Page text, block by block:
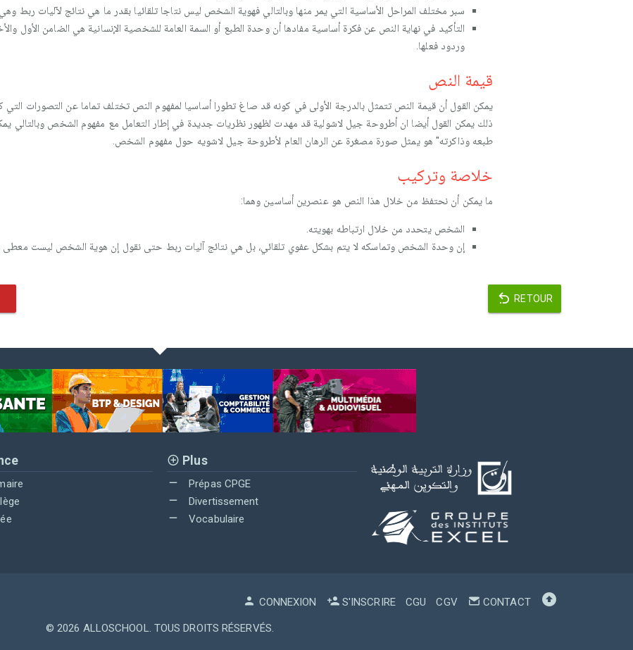
سبر مختلف المراحل الأساسية التي يمر منها وبالتالي فهوية الشخص ليس نتاجا تلقائيا بقدر ما هي نتائج لآليات ربط
التأكيد في نهاية النص عن فكرة أساسية مفادها أن وحدة الطبع أو السمة العامة للشخصية الإنسانية هي الضامن الأول
وردود فعلها.
قيمة النص
يمكن القول أن قيمة النص تتمثل بالدرجة الأولى في كونه قد صاغ تطورا أساسيا لمفهوم النص تختلف تماما عن التصورات التي
ذلك يمكن القول أيضا ان أطروحة جيل لاشولية قد مهدت لظهور نظريات جديدة في إطار التعامل مع مفهوم الشخص وبالتالي
طبعه وذاكرته" هو يمثل صورة مصغرة عن الرهان العام لأطروحة جيل لاشويه حول مفهوم الشخص.
خلاصة وتركيب
ما يمكن أن نحتفظ من خلال هذا النص هو عنصرين أساسين وهما:
الشخص يتحدد من خلال ارتباطه بهويته.
إن وحدة الشخص وتماسكه لا يتم بشكل عفوي تلقائي، بل هي نتائج آليات ربط حتى نقول إن هوية الشخص ليست معطى
RETOUR
Plus
Prépas CPGE
Divertissement
Vocabulaire
CONNEXION S'INSCRIRE CGU CGV CONTACT
© 2026 ALLOSCHOOL. TOUS DROITS RÉSERVÉS.